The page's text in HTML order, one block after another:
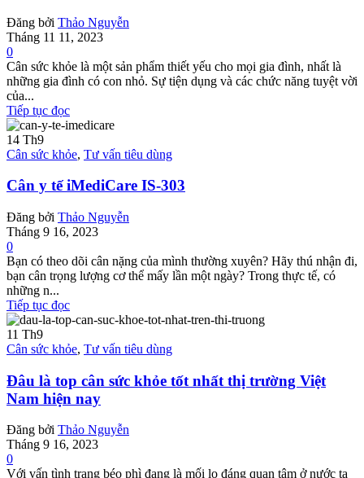
Đăng bởi Thảo Nguyễn
Tháng 11 11, 2023
0
Cân sức khỏe là một sản phẩm thiết yếu cho mọi gia đình, nhất là
những gia đình có con nhỏ. Sự tiện dụng và các chức năng tuyệt vời
của...
Tiếp tục đọc
14 Th9
Cân sức khỏe, Tư vấn tiêu dùng
Cân y tế iMediCare IS-303
Đăng bởi Thảo Nguyễn
Tháng 9 16, 2023
0
Bạn có theo dõi cân nặng của mình thường xuyên? Hãy thú nhận đi,
bạn cân trọng lượng cơ thể mấy lần một ngày? Trong thực tế, có
những n...
Tiếp tục đọc
11 Th9
Cân sức khỏe, Tư vấn tiêu dùng
Đâu là top cân sức khỏe tốt nhất thị trường Việt
Nam hiện nay
Đăng bởi Thảo Nguyễn
Tháng 9 16, 2023
0
Với vấn tình trạng béo phì đang là mối lo đáng quan tâm ở nước ta